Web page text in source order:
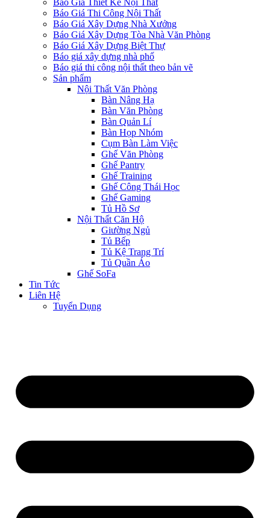
Báo Giá Thiết Kế Nội Thất
Báo Giá Thi Công Nội Thất
Báo Giá Xây Dựng Nhà Xưởng
Báo Giá Xây Dựng Tòa Nhà Văn Phòng
Báo Giá Xây Dựng Biệt Thự
Báo giá xây dựng nhà phố
Báo giá thi công nội thất theo bản vẽ
Sản phẩm
Nội Thất Văn Phòng
Bàn Nâng Hạ
Bàn Văn Phòng
Bàn Quản Lí
Bàn Họp Nhóm
Cụm Bàn Làm Việc
Ghế Văn Phòng
Ghế Pantry
Ghế Training
Ghế Công Thái Học
Ghế Gaming
Tủ Hồ Sơ
Nội Thất Căn Hộ
Giường Ngủ
Tủ Bếp
Tủ Kệ Trang Trí
Tủ Quần Áo
Ghế SoFa
Tin Tức
Liên Hệ
Tuyển Dụng